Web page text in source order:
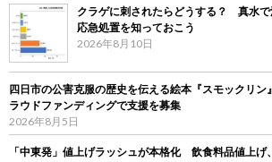
クラゲに刺されたらどうする？ 真水
応急処置を知っておこう
2026年8月10日
四日市の公害克服の歴史を伝える絵本『スモックリ
ラウドファンディングで支援を募集
2026年8月5日
「中東発」値上げラッシュが本格化 飲食料品値上げ